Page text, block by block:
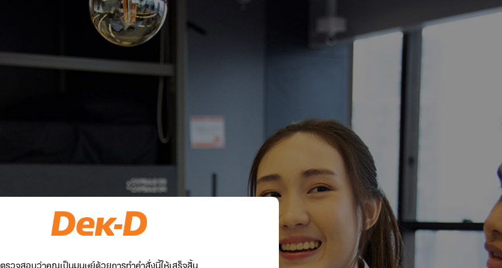
ตรวจสอบว่าคุณเป็นมนุษย์ด้วยการทำคำสั่งนี้ให้เสร็จสิ้น